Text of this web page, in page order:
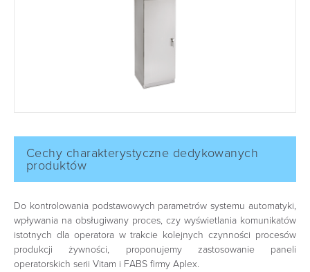
Cechy charakterystyczne dedykowanych
produktów
Do kontrolowania podstawowych parametrów systemu automatyki,
wpływania na obsługiwany proces, czy wyświetlania komunikatów
istotnych dla operatora w trakcie kolejnych czynności procesów
produkcji żywności, proponujemy zastosowanie paneli
operatorskich serii Vitam i FABS firmy Aplex.